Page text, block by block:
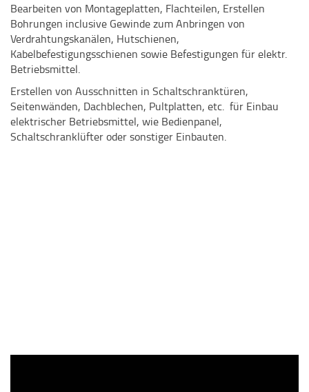
Bearbeiten von Montageplatten, Flachteilen, Erstellen
Bohrungen inclusive Gewinde zum Anbringen von
Verdrahtungskanälen, Hutschienen,
Kabelbefestigungsschienen sowie Befestigungen für elektr.
Betriebsmittel.
Erstellen von Ausschnitten in Schaltschranktüren,
Seitenwänden, Dachblechen, Pultplatten, etc. für Einbau
elektrischer Betriebsmittel, wie Bedienpanel,
Schaltschranklüfter oder sonstiger Einbauten.